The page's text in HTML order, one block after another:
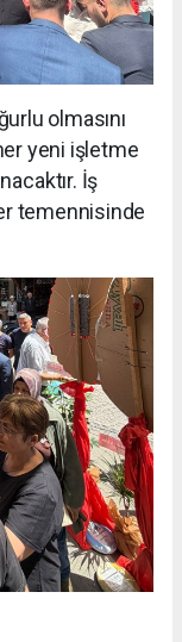
olmasını
yeni işletme
İş
temennisinde